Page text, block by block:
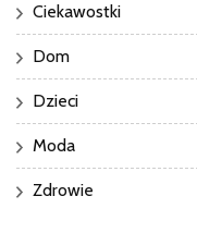
Ciekawostki
Dom
Dzieci
Moda
Zdrowie